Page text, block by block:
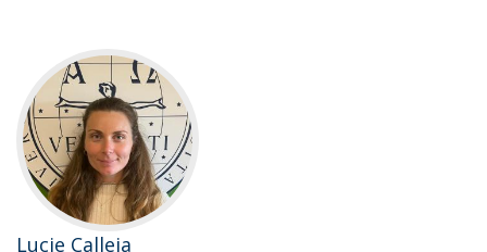
Lucie Calleja